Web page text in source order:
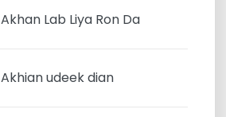
Akhan Lab Liya Ron Da
Akhian udeek dian